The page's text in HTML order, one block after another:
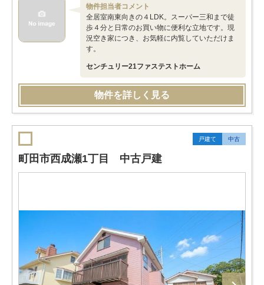
物件担当者コメント
全居室南東向きの４LDK。スーパー三和まで徒
歩４分と日常のお買い物に便利な立地です。現
況空き家につき、お気軽に内覧していただけま
す。
センチュリー21ファステストホーム
物件を詳しく見る
戸建て 中古
町田市西成瀬1丁目 中古戸建